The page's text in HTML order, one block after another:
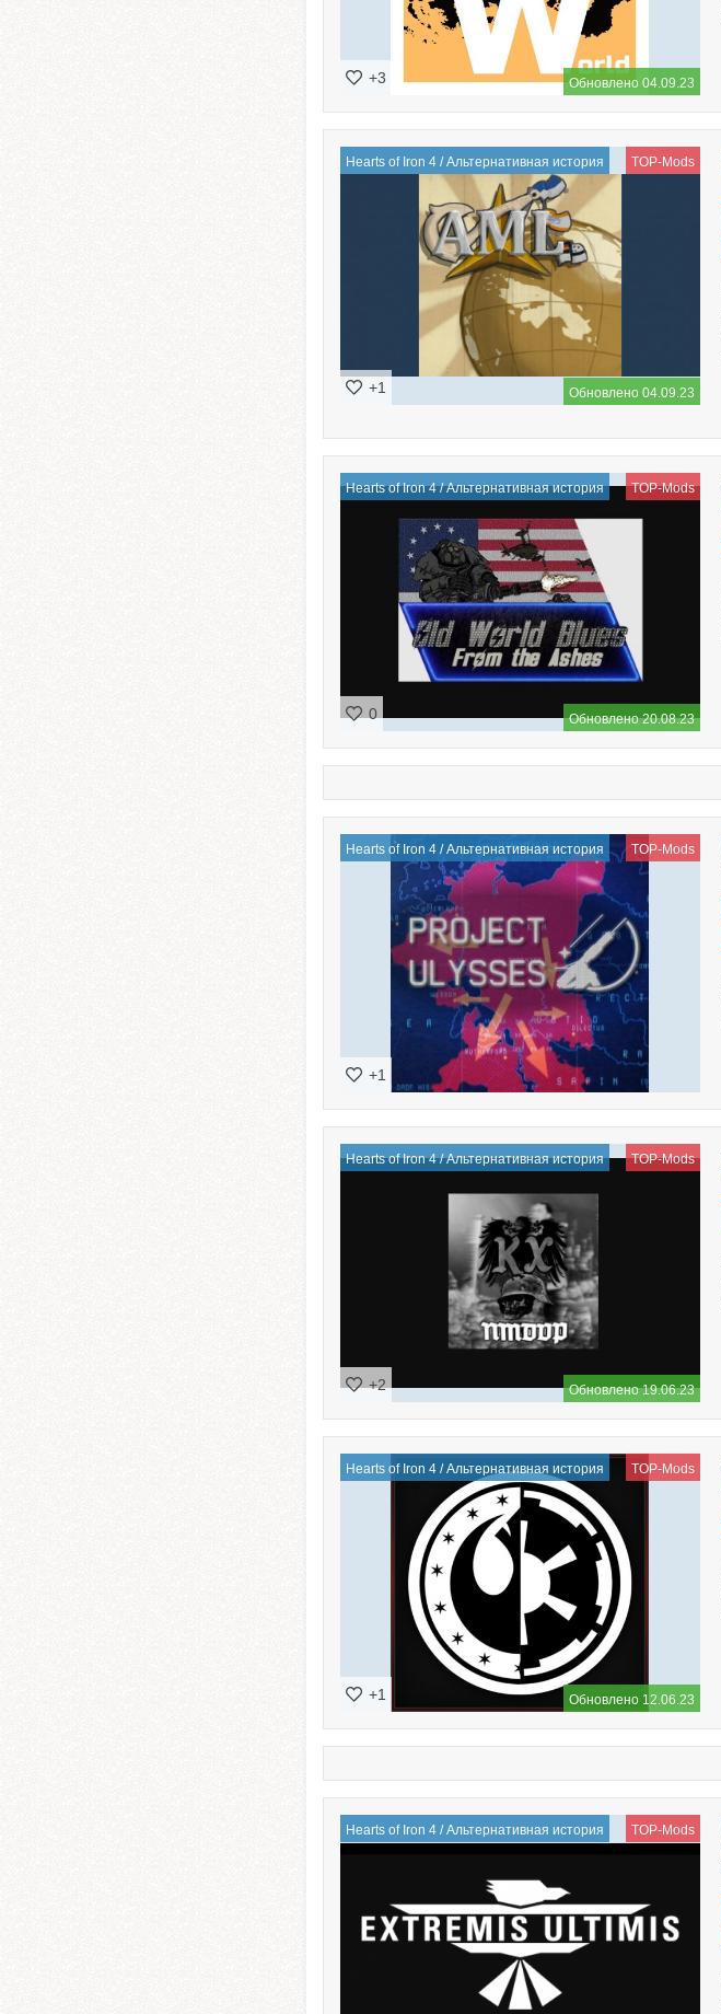
Обновлено 04.09.23
+3
Hearts of Iron 4 /Альтернативная история TOP-Mods
Обновлено 04.09.23
+1
Hearts of Iron 4/Альтернативная история TOP-Mods
Обновлено 20.08.23
0
Hearts of Iron 4 /Альтернативная история TOP-Mods
+1
Hearts of Iron 4/Альтернативная история TOP-Mods
Обновлено 19.06.23
+2
Hearts of Iron 4 /Альтернативная история TOP-Mods
Обновлено 12.06.23
+1
Hearts of Iron 4 /Альтернативная история TOP-Mods